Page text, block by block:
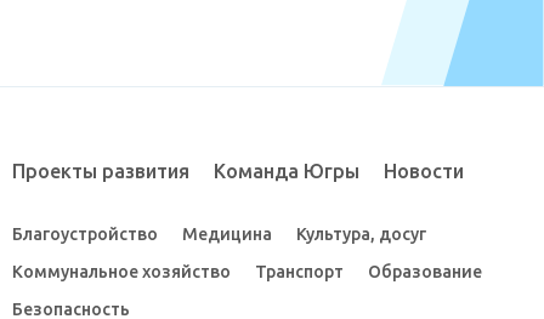
Проекты развития Команда Югры Новости
Благоустройство Медицина
Культура, досуг
Коммунальное хозяйство
Транспорт
Образование
Безопасность